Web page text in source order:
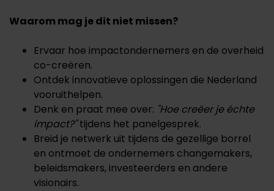
Waarom mag je dit niet missen?
Ervaar hoe impactondernemers en de overheid
co-creëren.
Ontdek innovatieve oplossingen die Nederland
vooruithelpen.
Denk en praat mee over: "Hoe creëer je échte
impact?"tijdens het panelgesprek.
Breid je netwerk uit tijdens de gezellige borrel
en ontmoet de ondernemers changemakers,
beleidsmakers, investeerders en andere
visionairs.